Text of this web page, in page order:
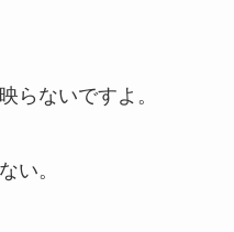
らないですよ。
い。